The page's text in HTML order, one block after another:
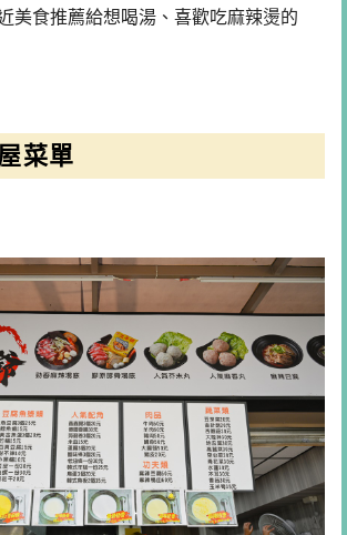
美食推薦給想喝湯、喜歡吃麻辣燙的
菜單